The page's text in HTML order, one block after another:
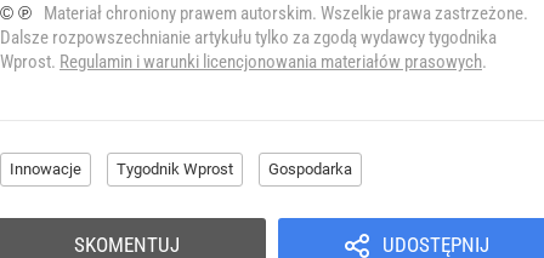
© ℗
Materiał chroniony prawem autorskim. Wszelkie prawa zastrzeżone.
Dalsze rozpowszechnianie artykułu tylko za zgodą wydawcy tygodnika
Wprost. Regulamin i warunki licencjonowania materiałów prasowych.
Innowacje Tygodnik Wprost Gospodarka
UDOSTĘPNIJ
SKOMENTUJ